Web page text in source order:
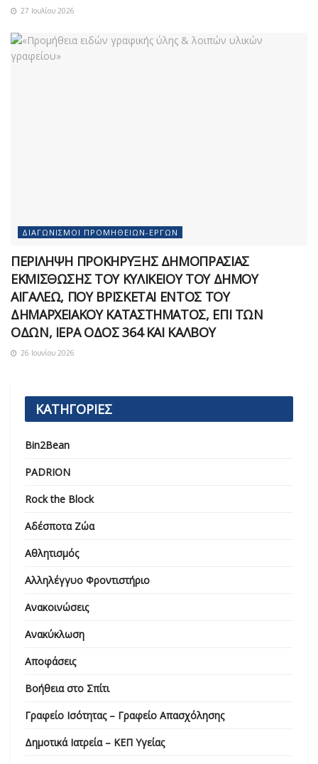
27 Ιουλίου 2026
ΔΙΑΓΩΝΙΣΜΟΊ ΠΡΟΜΗΘΕΙΏΝ-ΈΡΓΩΝ
ΠΕΡΙΛΗΨΗ ΠΡΟΚΗΡΥΞΗΣ ΔΗΜΟΠΡΑΣΙΑΣ
ΕΚΜΙΣΘΩΣΗΣ ΤΟΥ ΚΥΛΙΚΕΙΟΥ ΤΟΥ ΔΗΜΟΥ
ΑΙΓΑΛΕΩ, ΠΟΥ ΒΡΙΣΚΕΤΑΙ ΕΝΤΟΣ ΤΟΥ
ΔΗΜΑΡΧEΙΑΚΟΥ ΚΑΤΑΣΤΗΜΑΤΟΣ, ΕΠΙ ΤΩΝ
ΟΔΩΝ, ΙΕΡΑ ΟΔΟΣ 364 ΚΑΙ ΚΑΛΒΟΥ
26 Ιουνίου 2026
ΚΑΤΗΓΟΡΙΕΣ
Bin2Bean
PADRION
Rock the Block
Αδέσποτα Ζώα
Αθλητισμός
Αλληλέγγυο Φροντιστήριο
Ανακοινώσεις
Ανακύκλωση
Αποφάσεις
Βοήθεια στο Σπίτι
Γραφείο Ισότητας – Γραφείο Απασχόλησης
Δημοτικά Ιατρεία – ΚΕΠ Υγείας